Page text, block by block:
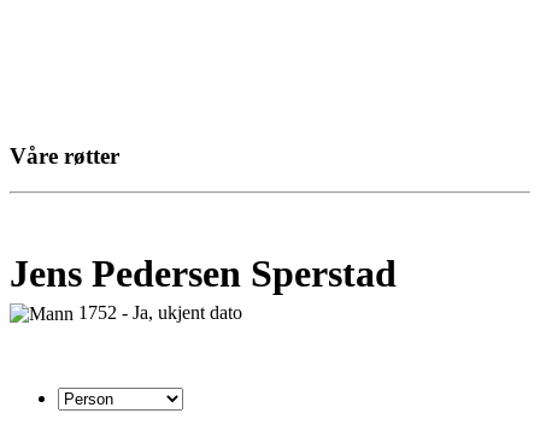
Våre røtter
Jens Pedersen Sperstad
1752 - Ja, ukjent dato